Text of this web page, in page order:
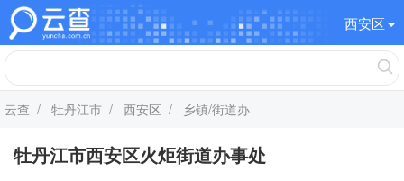
西安区
云查 / 牡丹江市 / 西安区 / 乡镇/街道办
牡丹江市西安区火炬街道办事处